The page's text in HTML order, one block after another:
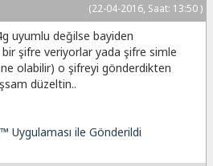
(22-04-2016, Saat: 13:50 )
uyumlu değilse bayiden
şifre veriyorlar yada şifre simle
olabilir) o şifreyi gönderdikten
düzeltin..
Uygulaması ile Gönderildi